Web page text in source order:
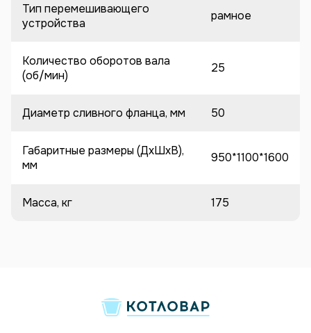
Тип перемешивающего
устройства
рамное
Количество оборотов вала
(об/мин)
25
Диаметр сливного фланца, мм 50
Габаритные размеры (ДхШхВ),
мм
950*1100*1600
Масса, кг 175